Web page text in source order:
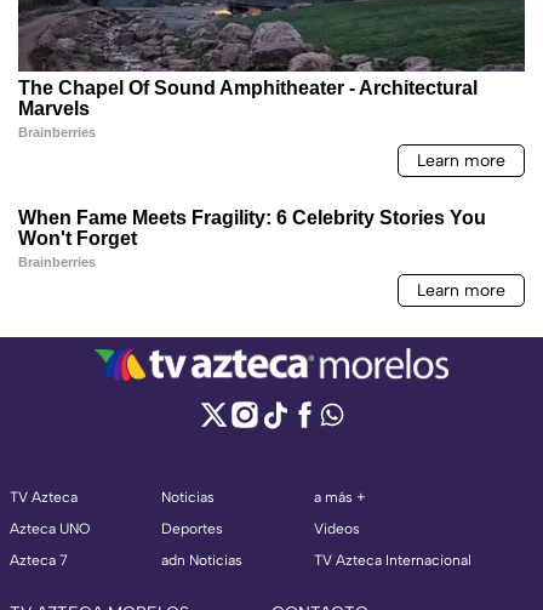
TV Azteca
Azteca UNO
Azteca 7
Noticias
Deportes
adn Noticias
a más +
Videos
TV Azteca Internacional